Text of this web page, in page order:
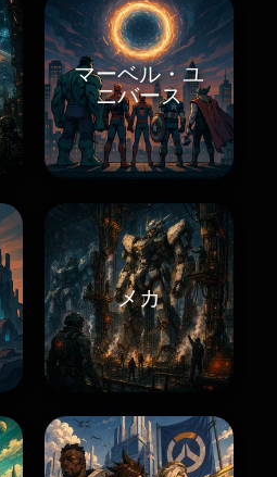
マーベル・ユ
ニバース
メカ